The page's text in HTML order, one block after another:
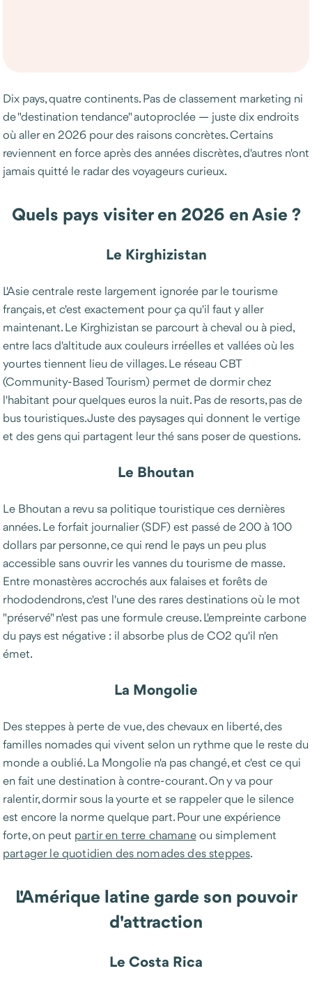
Dix pays, quatre continents. Pas de classement marketing ni
de "destination tendance" autoproclée — juste dix endroits
où aller en 2026 pour des raisons concrètes. Certains
reviennent en force après des années discrètes, d'autres n'ont
jamais quitté le radar des voyageurs curieux.
Quels pays visiter en 2026 en Asie ?
Le Kirghizistan
L'Asie centrale reste largement ignorée par le tourisme
français, et c'est exactement pour ça qu'il faut y aller
maintenant. Le Kirghizistan se parcourt à cheval ou à pied,
entre lacs d'altitude aux couleurs irréelles et vallées où les
yourtes tiennent lieu de villages. Le réseau CBT
(Community-Based Tourism) permet de dormir chez
l'habitant pour quelques euros la nuit. Pas de resorts, pas de
bus touristiques. Juste des paysages qui donnent le vertige
et des gens qui partagent leur thé sans poser de questions.
Le Bhoutan
Le Bhoutan a revu sa politique touristique ces dernières
années. Le forfait journalier (SDF) est passé de 200 à 100
dollars par personne, ce qui rend le pays un peu plus
accessible sans ouvrir les vannes du tourisme de masse.
Entre monastères accrochés aux falaises et forêts de
rhododendrons, c'est l'une des rares destinations où le mot
"préservé" n'est pas une formule creuse. L'empreinte carbone
du pays est négative : il absorbe plus de CO2 qu'il n'en
émet.
La Mongolie
Des steppes à perte de vue, des chevaux en liberté, des
familles nomades qui vivent selon un rythme que le reste du
monde a oublié. La Mongolie n'a pas changé, et c'est ce qui
en fait une destination à contre-courant. On y va pour
ralentir, dormir sous la yourte et se rappeler que le silence
est encore la norme quelque part. Pour une expérience
forte, on peut partir en terre chamaneou simplement
partager le quotidien des nomades des steppes.
L'Amérique latine garde son pouvoir
d'attraction
Le Costa Rica